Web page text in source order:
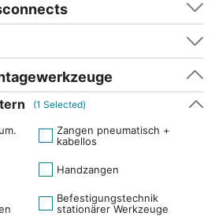
(1 Selected)
Zangen pneumatisch +
kabellos
Handzangen
Befestigungstechnik
stationärer Werkzeuge